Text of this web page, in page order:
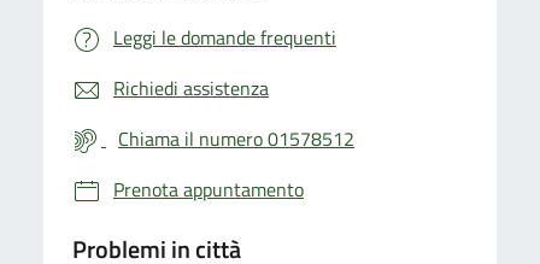
Leggi le domande frequenti
Richiedi assistenza
Chiama il numero 01578512
Prenota appuntamento
Problemi in città